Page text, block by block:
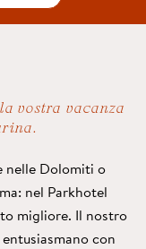
vostra vacanza
nelle Dolomiti o
nel Parkhotel
migliore. Il nostro
con